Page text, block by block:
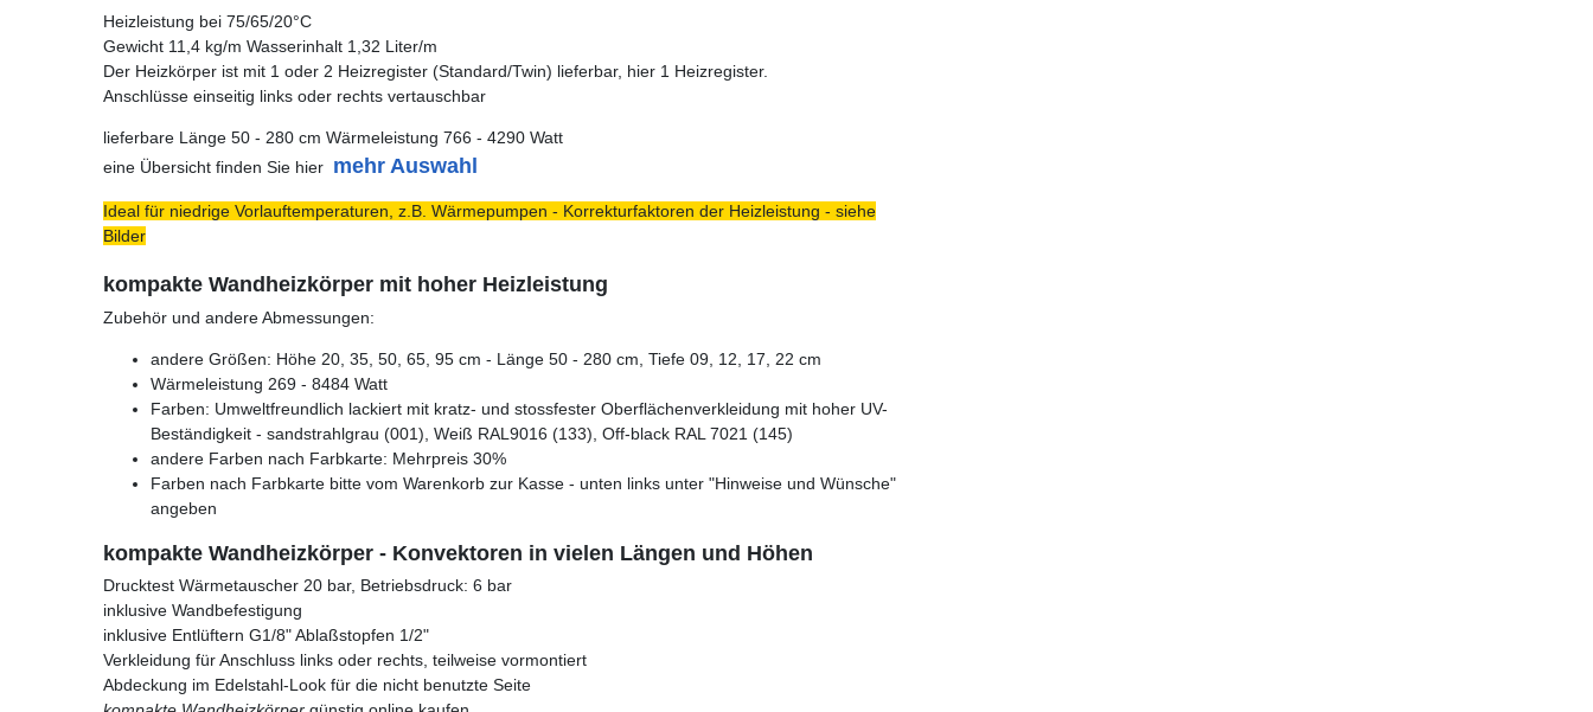
Heizleistung bei 75/65/20°C
Gewicht 11,4 kg/m Wasserinhalt 1,32 Liter/m
Der Heizkörper ist mit 1 oder 2 Heizregister (Standard/Twin) lieferbar, hier 1 Heizregister.
Anschlüsse einseitig links oder rechts vertauschbar
lieferbare Länge 50 - 280 cm Wärmeleistung 766 - 4290 Watt
eine Übersicht finden Sie hier mehr Auswahl
Ideal für niedrige Vorlauftemperaturen, z.B. Wärmepumpen - Korrekturfaktoren der Heizleistung - siehe
Bilder
kompakte Wandheizkörper mit hoher Heizleistung
Zubehör und andere Abmessungen:
andere Größen: Höhe 20, 35, 50, 65, 95 cm - Länge 50 - 280 cm, Tiefe 09, 12, 17, 22 cm
Wärmeleistung 269 - 8484 Watt
Farben: Umweltfreundlich lackiert mit kratz- und stossfester Oberflächenverkleidung mit hoher UV-
Beständigkeit - sandstrahlgrau (001), Weiß RAL9016 (133), Off-black RAL 7021 (145)
andere Farben nach Farbkarte: Mehrpreis 30%
Farben nach Farbkarte bitte vom Warenkorb zur Kasse - unten links unter "Hinweise und Wünsche"
angeben
kompakte Wandheizkörper - Konvektoren in vielen Längen und Höhen
Drucktest Wärmetauscher 20 bar, Betriebsdruck: 6 bar
inklusive Wandbefestigung
inklusive Entlüftern G1/8" Ablaßstopfen 1/2"
Verkleidung für Anschluss links oder rechts, teilweise vormontiert
Abdeckung im Edelstahl-Look für die nicht benutzte Seite